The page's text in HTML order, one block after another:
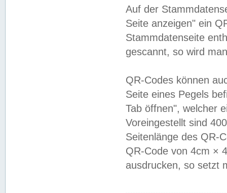
Auf der
Seite anzeigen" ein
Stammdatenseite
gescannt, so wird
QR-Codes können
Seite eines Pegels
Tab öffnen", welcher
Voreingestellt sind
Seitenlänge des QR-
QR-Code von 4cm ×
ausdrucken, so setzt